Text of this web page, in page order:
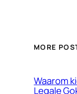
MORE
Waarom
Legale